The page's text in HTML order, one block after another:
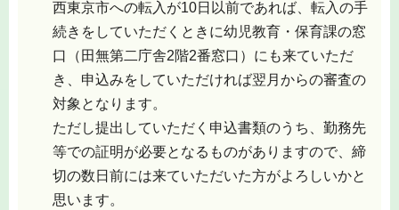
西東京市への転入が10日以前であれば、転入の手
続きをしていただくときに幼児教育・保育課の窓
口（田無第二庁舎2階2番窓口）にも来ていただ
き、申込みをしていただければ翌月からの審査の
対象となります。
ただし提出していただく申込書類のうち、勤務先
等での証明が必要となるものがありますので、締
切の数日前には来ていただいた方がよろしいかと
思います。